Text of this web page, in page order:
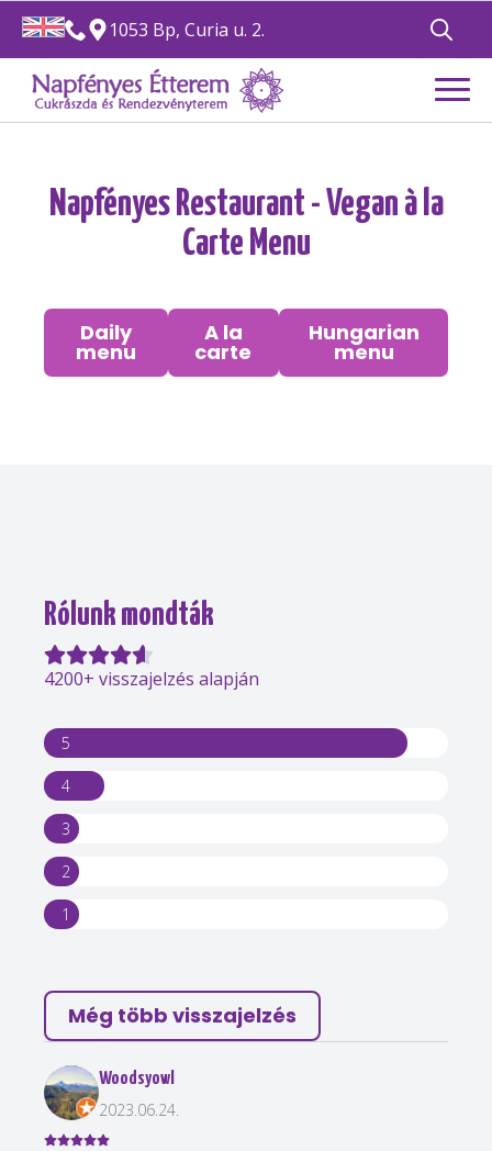
1053 Bp, Curia u. 2.
for:
Napfényes Restaurant - Vegan à la
Carte Menu
Daily
menu
A la
carte
Hungarian
menu
Rólunk mondták
4200+ visszajelzés alapján
5
4
3
2
1
Még több visszajelzés
Woodsyowl
2023.06.24.